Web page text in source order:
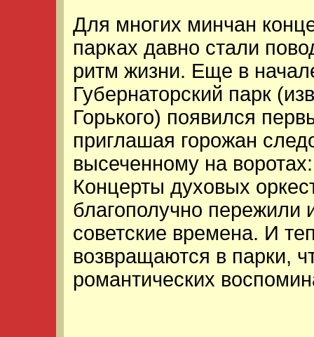
Для многих минчан
парках давно стали
ритм жизни. Еще в
Губернаторский парк
Горького) появился
приглашая горожан
высеченному на
Концерты духовых
благополучно пережили
советские времена. И
возвращаются в парки,
романтических